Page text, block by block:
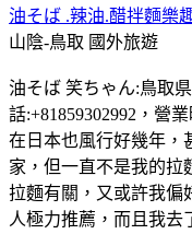
油そば .辣油.醋拌麵樂
山陰-鳥取 國外旅遊
油そば 笑ちゃん:鳥取
話:+81859302992，營
在日本也風行好幾年，
家，但一直不是我的拉
拉麵有關，又或許我偏
人極力推薦，而且我去